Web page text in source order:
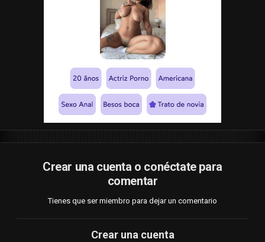
Crear una cuenta o conéctate para
comentar
Tienes que ser miembro para dejar un comentario
Crear una cuenta